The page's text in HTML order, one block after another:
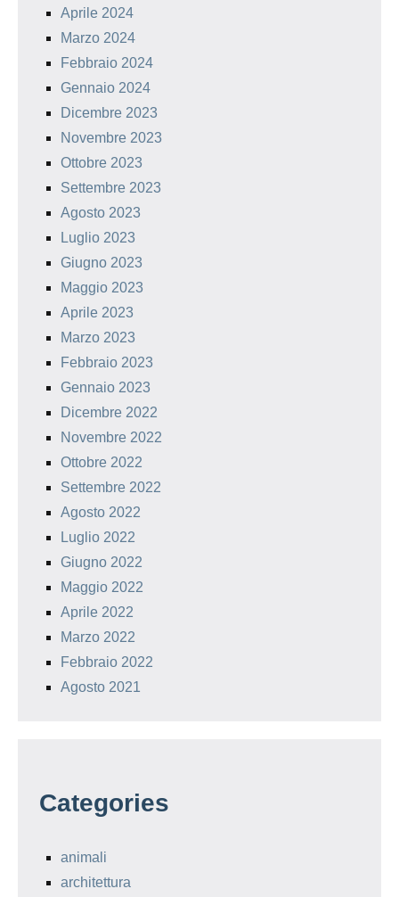
Aprile 2024
Marzo 2024
Febbraio 2024
Gennaio 2024
Dicembre 2023
Novembre 2023
Ottobre 2023
Settembre 2023
Agosto 2023
Luglio 2023
Giugno 2023
Maggio 2023
Aprile 2023
Marzo 2023
Febbraio 2023
Gennaio 2023
Dicembre 2022
Novembre 2022
Ottobre 2022
Settembre 2022
Agosto 2022
Luglio 2022
Giugno 2022
Maggio 2022
Aprile 2022
Marzo 2022
Febbraio 2022
Agosto 2021
Categories
animali
architettura